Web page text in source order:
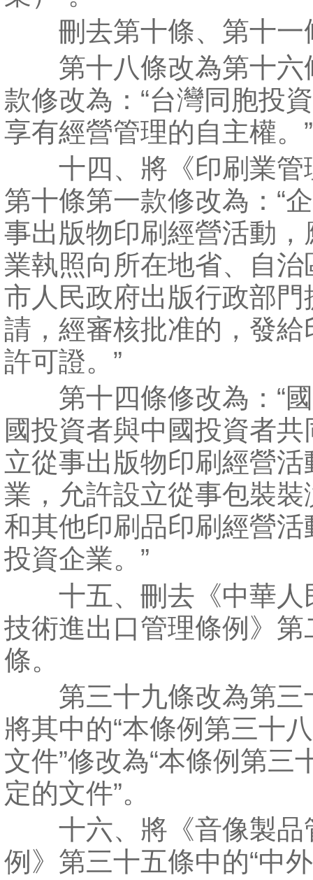
刪去第十條、第十一
第十八條改為第十六
款修改為：“台灣同胞投
享有經營管理的自主權。”
十四、將《印刷業管
第十條第一款修改為：“
事出版物印刷經營活動，
業執照向所在地省、自治
市人民政府出版行政部門
請，經審核批准的，發給
許可證。”
第十四條修改為：“國
國投資者與中國投資者共
立從事出版物印刷經營活
業，允許設立從事包裝裝
和其他印刷品印刷經營活
投資企業。”
十五、刪去《中華人
技術進出口管理條例》第
條。
第三十九條改為第三
將其中的“本條例第三十
文件”修改為“本條例第三
定的文件”。
十六、將《音像製品
例》第三十五條中的“中